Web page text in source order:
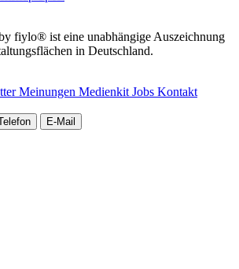
fiylo® ist eine unabhängige Auszeichnung
in Deutschland.
Meinungen Medienkit Jobs Kontakt
E-Mail